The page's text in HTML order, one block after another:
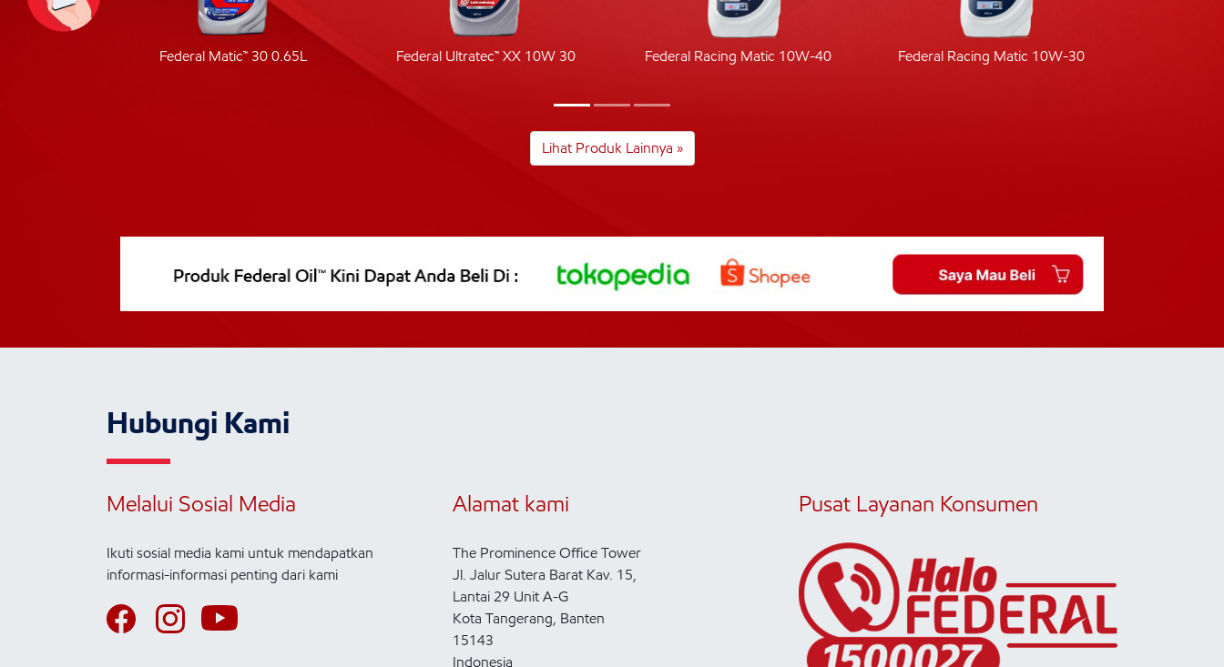
Federal Matic™ 30 0.65L Federal Ultratec™ XX 10W 30 Federal Racing Matic 10W-40 Federal Racing Matic 10W-30
Lihat Produk Lainnya »
Hubungi Kami
Melalui Sosial Media
Ikuti sosial media kami untuk mendapatkan
informasi-informasi penting dari kami
Alamat kami
The Prominence Office Tower
Jl. Jalur Sutera Barat Kav. 15,
Lantai 29 Unit A-G
Kota Tangerang, Banten
15143
Indonesia
Pusat Layanan Konsumen